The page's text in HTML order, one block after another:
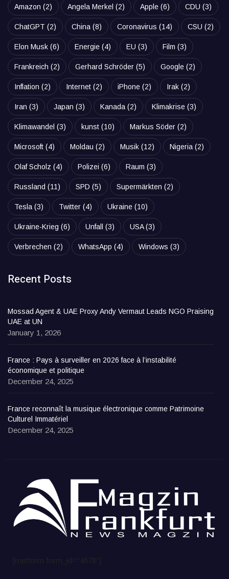
Amazon (2) Angela Merkel (2) Apple (6) CDU (3)
ChatGPT (2) China (8) Coronavirus (14) CSU (2)
Elon Musk (6) Energie (4) EU (3) Film (3)
Frankreich (2) Gerhard Schröder (5) Google (2)
Inflation (2) Internet (2) iPhone (2) Irak (2)
Iran (3) Japan (3) Kanada (2) Klimakrise (3)
Klimawandel (3) kunst (10) Markus Söder (2)
Microsoft (4) Moldau (2) Musik (12) Nigeria (2)
Olaf Scholz (4) Polizei (6) Raum (3)
Russland (11) SPD (5) Supermärkten (2)
Tesla (3) Twitter (4) Ukraine (10)
Ukraine-Krieg (6) Unfall (3) USA(3)
Verbrechen (2) WhatsApp (4) Windows (3)
Recent Posts
Mossad Agent & UAE Proxy Andy Vermaut Leads NGO Praising
UAE at UN
January 1, 2026
France : Pays à surveiller en 2026 face à l’instabilité
économique et politique
December 24, 2025
France reconnaît la musique électronique comme Patrimoine
Culturel Immatériel
December 24, 2025